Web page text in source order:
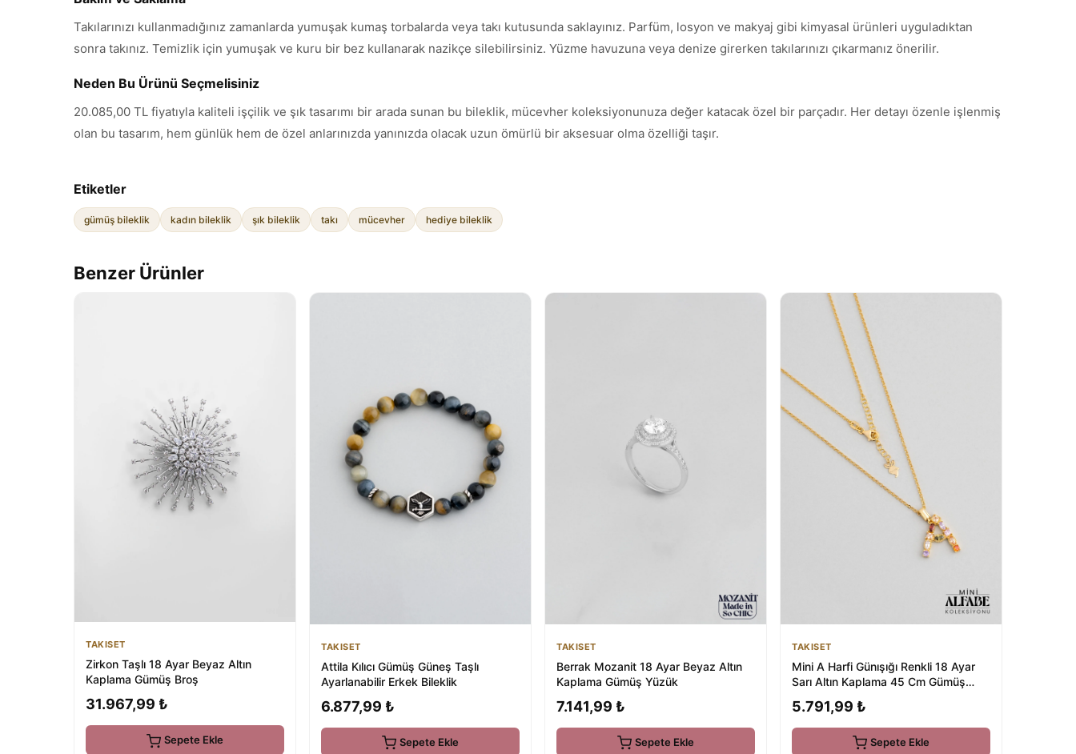
Takılarınızı kullanmadığınız zamanlarda yumuşak kumaş torbalarda veya takı kutusunda saklayınız. Parfüm, losyon ve makyaj gibi kimyasal ürünleri uyguladıktan
sonra takınız. Temizlik için yumuşak ve kuru bir bez kullanarak nazikçe silebilirsiniz. Yüzme havuzuna veya denize girerken takılarınızı çıkarmanız önerilir.
Neden Bu Ürünü Seçmelisiniz
20.085,00 TL fiyatıyla kaliteli işçilik ve şık tasarımı bir arada sunan bu bileklik, mücevher koleksiyonunuza değer katacak özel bir parçadır. Her detayı özenle işlenmiş
olan bu tasarım, hem günlük hem de özel anlarınızda yanınızda olacak uzun ömürlü bir aksesuar olma özelliği taşır.
Etiketler
gümüş bileklik kadın bileklik şık bileklik takı mücevher hediye bileklik
Benzer Ürünler
TAKISET
Zirkon Taşlı 18 Ayar Beyaz Altın
Kaplama Gümüş Broş
31.967,99 ₺
Sepete Ekle
TAKISET
Attila Kılıcı Gümüş Güneş Taşlı
Ayarlanabilir Erkek Bileklik
6.877,99 ₺
Sepete Ekle
TAKISET
Berrak Mozanit 18 Ayar Beyaz Altın
Kaplama Gümüş Yüzük
7.141,99 ₺
Sepete Ekle
TAKISET
Mini A Harfi Günışığı Renkli 18 Ayar
Sarı Altın Kaplama 45 Cm Gümüş
5.791,99 ₺
Sepete Ekle